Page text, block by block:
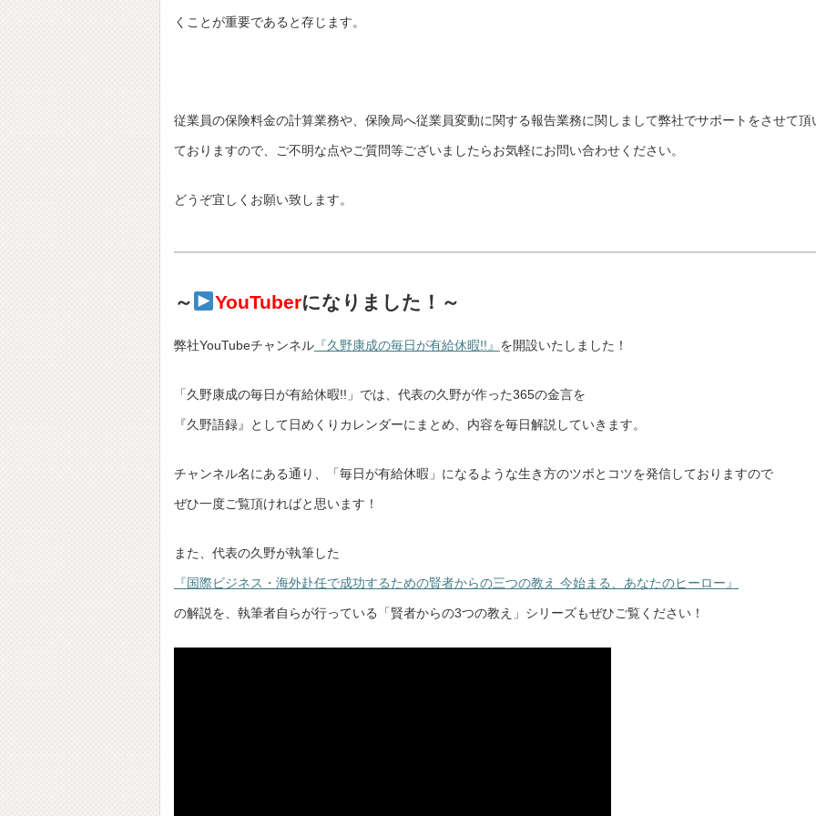
くことが重要であると存じます。
従業員の保険料金の計算業務や、保険局へ従業員変動に関する報告業務に関しまして弊社でサポートをさせて頂
ておりますので、ご不明な点やご質問等ございましたらお気軽にお問い合わせください。
どうぞ宜しくお願い致します。
～ YouTuberになりました！～
弊社YouTubeチャンネル 『久野康成の毎日が有給休暇!!』 を開設いたしました！
「久野康成の毎日が有給休暇!!」では、代表の久野が作った365の金言を
『久野語録』として日めくりカレンダーにまとめ、内容を毎日解説していきます。
チャンネル名にある通り、「毎日が有給休暇」になるような生き方のツボとコツを発信しておりますので
ぜひ一度ご覧頂ければと思います！
また、代表の久野が執筆した
『国際ビジネス・海外赴任で成功するための賢者からの三つの教え 今始まる、あなたのヒーロー』
の解説を、執筆者自らが行っている「賢者からの3つの教え」シリーズもぜひご覧ください！